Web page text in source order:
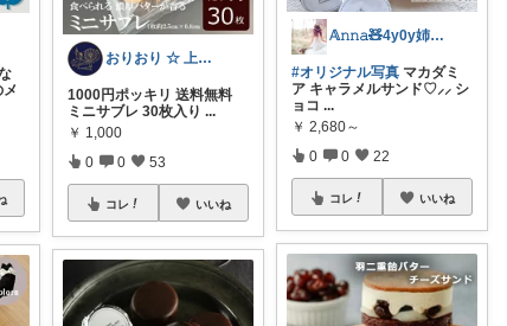
メ
おりおり ☆ 上限🙏
1000円ポッキリ 送料無料
ミニサブレ 30枚入り...
￥ 1,000
0 0 53
コレ いいね
𝔸𝚗𝚗𝚊🧸4y0y姉妹ママ🫧
#オリジナル写真 マカダミ
ア キャラメルサンド♡⸝⸝ シ
ョコ ...
￥ 2,680～
0 0 22
コレ いいね